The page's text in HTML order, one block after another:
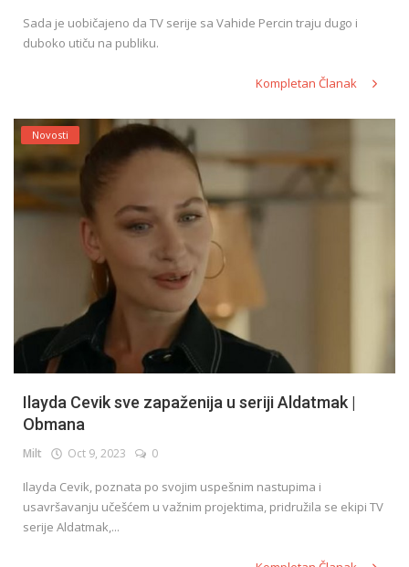
Sada je uobičajeno da TV serije sa Vahide Percin traju dugo i
duboko utiču na publiku.
Kompletan Članak
Novosti
Ilayda Cevik sve zapaženija u seriji Aldatmak |
Obmana
Milt Oct 9, 2023 0
Ilayda Cevik, poznata po svojim uspešnim nastupima i
usavršavanju učešćem u važnim projektima, pridružila se ekipi TV
serije Aldatmak,...